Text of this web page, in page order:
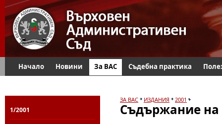
Начало Новини За ВАС Съдебна практика
1/2001
ЗА ВАС ИЗДАНИЯ 2001
Съдържание на